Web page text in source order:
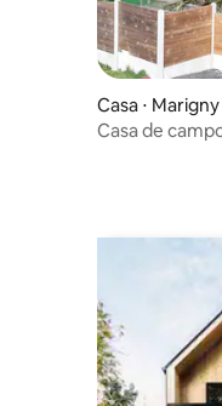
Casa ⋅ Marigny
Casa de